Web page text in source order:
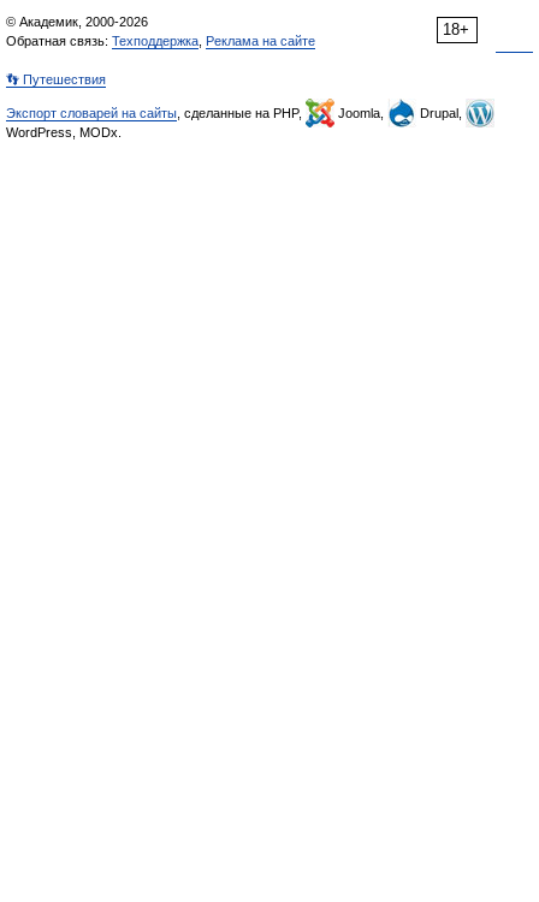
18+
© Академик, 2000-2026
Обратная связь: Техподдержка Реклама на сайте
👣 Путешествия
Экспорт словарей на сайты , сделанные на PHP, Joomla,
Drupal,
WordPress, MODx.